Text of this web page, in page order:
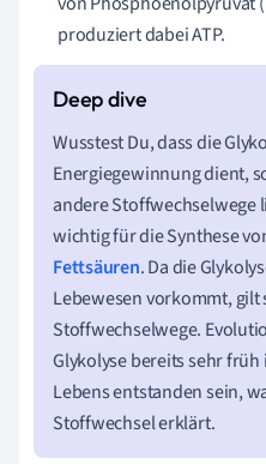
produziert dabei ATP.
Wusstest Du, dass die
Energiegewinnung dient,
andere Stoffwechselwege
wichtig für die Synthese
Fettsäuren. Da die
Lebewesen vorkommt, gilt
Stoffwechselwege.
Glykolyse bereits sehr
Lebens entstanden sein,
Stoffwechsel erklärt.